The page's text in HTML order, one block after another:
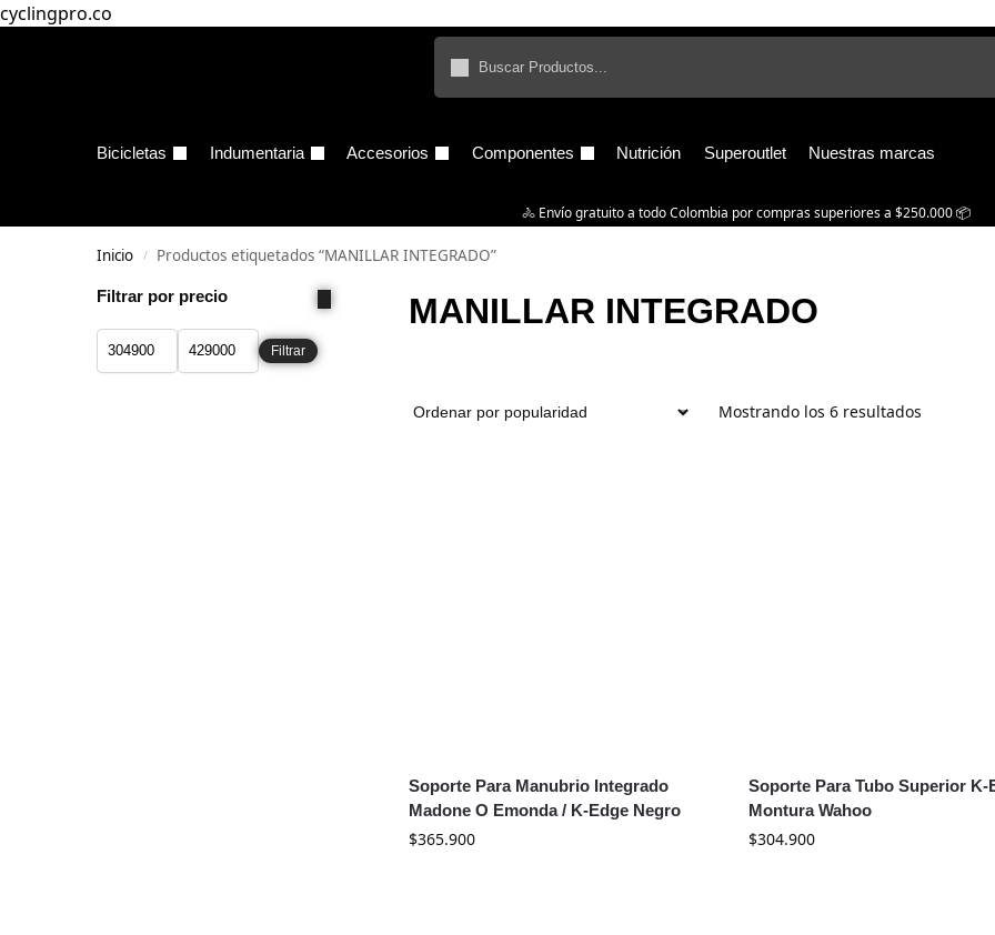
cyclingpro.co
Bicicletas Indumentaria Accesorios Componentes Nutrición Superoutlet Nuestras marcas
🚴‍ Envío gratuito a todo Colombia por compras superiores a $250.000 📦
Inicio / Productos etiquetados “MANILLAR INTEGRADO”
MANILLAR INTEGRADO
Mostrando los 6 resultados
Soporte Para Manubrio Integrado
Madone O Emonda / K-Edge Negro
$365.900
Soporte Para Tubo Superior K-
Montura Wahoo
$304.900
Filtrar por precio
Filtrar